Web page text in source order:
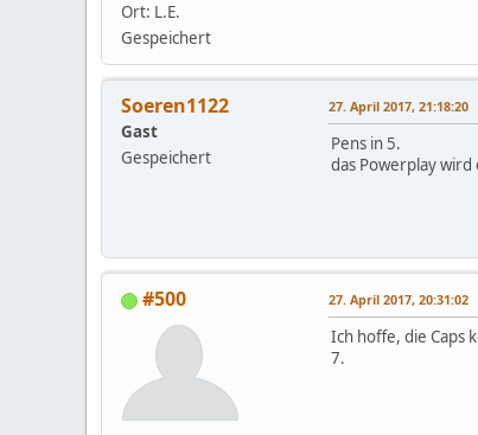
Ort: L.E.
Gespeichert
Soeren1122
Gast
Gespeichert
27. April 2017, 21:18:20
Pens in 5.
das Powerplay wird
#500 27. April 2017, 20:31:02
Ich hoffe, die Caps
7.